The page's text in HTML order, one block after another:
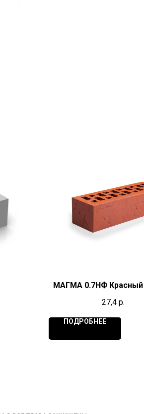
МАГМА 0.7НФ Красный
27,4 р.
ПОДРОБНЕЕ